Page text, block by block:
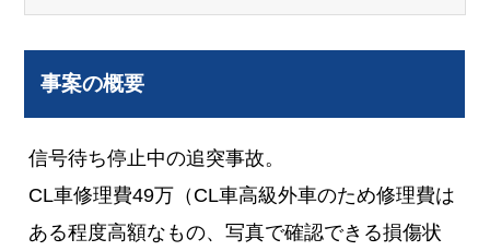
事案の概要
信号待ち停止中の追突事故。
CL車修理費49万（CL車高級外車のため修理費は
ある程度高額なもの、写真で確認できる損傷状